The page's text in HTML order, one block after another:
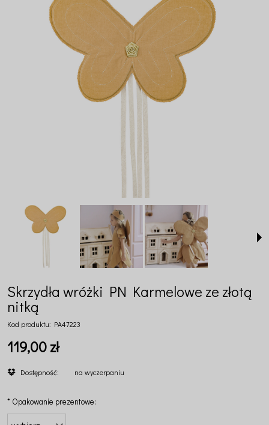
Skrzydła wróżki PN Karmelowe ze złotą
nitką
Kod produktu: PA47223
119,00 zł
Dostępność: na wyczerpaniu
* Opakowanie prezentowe: